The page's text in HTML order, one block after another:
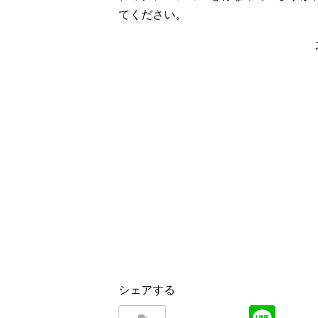
てください。
シェアする